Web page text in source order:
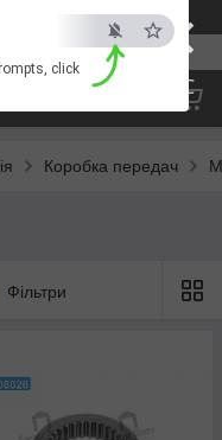
×
ESC
click
Коробка передач
Фільтри